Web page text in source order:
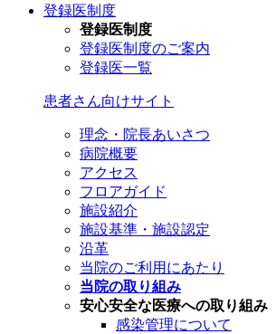
登録医制度
登録医制度
登録医制度のご案内
登録医一覧
患者さん向けサイト
理念・院長あいさつ
病院概要
アクセス
フロアガイド
施設紹介
施設基準・施設認定
沿革
当院のご利用にあたり
当院の取り組み
安心安全な医療への取り組み
感染管理について